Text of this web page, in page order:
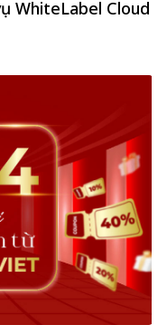
WhiteLabel Cloud